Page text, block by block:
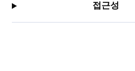
접근성